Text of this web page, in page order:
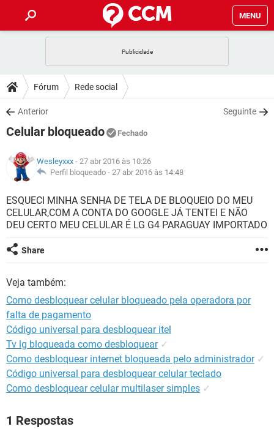
MENU
CELULAR
OUTLOOK
INSTAGRAM GMAIL
GUIA DE COMPRAS
DICAS
JOGOS
INSTAGRAM GMAIL
GUIA DE COMPRAS
DOWNLOADS
JOGOS WHATSAPP
CELULAR
OUTLOOK EXCEL
INSTAGRAM GMAIL
GUIA DE COMPRAS
JOGOS WHATSAPP
CELULAR
OUTLOOK EXCEL
INSTAGRAM GMAIL
GUIA DE COMPRAS
GLOSSÁRIO
JOGOS WHATSAPP
CELULAR FACEBOOK
INSTAGRAM
GUIA DE COMPRAS
Fórum Rede social
Anterior Seguinte
Celular bloqueado Fechado
Wesleyxxx - 27 abr 2016 às 10:26
Perfil bloqueado - 27 abr 2016 às 14:48
ESQUECI MINHA SENHA DE TELA DE BLOQUEIO DO MEU
CELULAR,COM A CONTA DO GOOGLE JÁ TENTEI E NÃO
DEU CERTO MEU CELULAR É LG G4 PARAGUAY IMPORTADO
Share
Veja também:
Como desbloquear celular bloqueado pela operadora por
falta de pagamento
Código universal para desbloquear itel
Tv lg bloqueada como desbloquear ✓
Como desbloquear internet bloqueada pelo administrador ✓
Código universal para desbloquear celular teclado
Como desbloquear celular multilaser simples ✓
1 Respostas